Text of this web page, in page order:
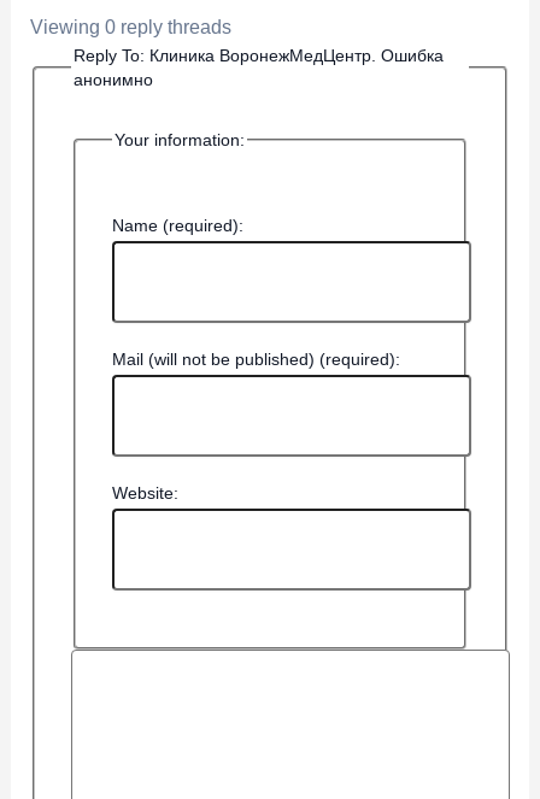
Viewing 0 reply threads
Reply To: Клиника ВоронежМедЦентр. Ошибка
анонимно
Your information:
Name (required):
Mail (will not be published) (required):
Website: